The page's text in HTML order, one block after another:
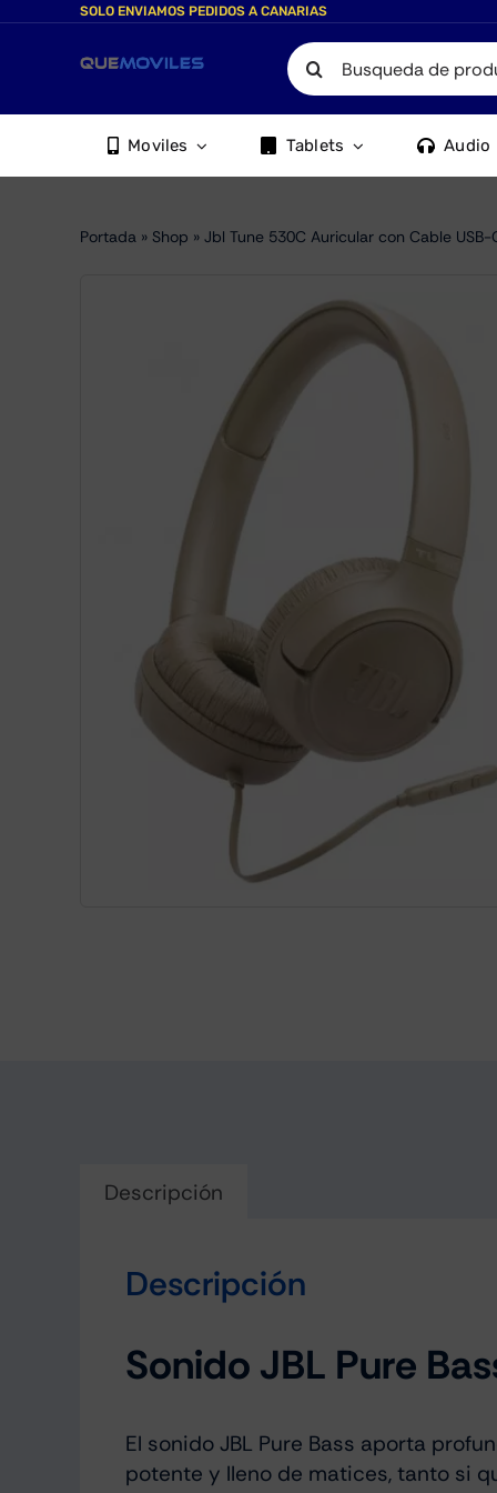
SOLO ENVIAMOS PEDIDOS A CANARIAS
Search
for:
Moviles Tablets Audio
Portada » Shop » Jbl Tune 530C Auricular con Cable USB-
Descripción
Descripción
Sonido JBL Pure
El sonido JBL Pure Bass aporta
potente y lleno de matices, tanto si